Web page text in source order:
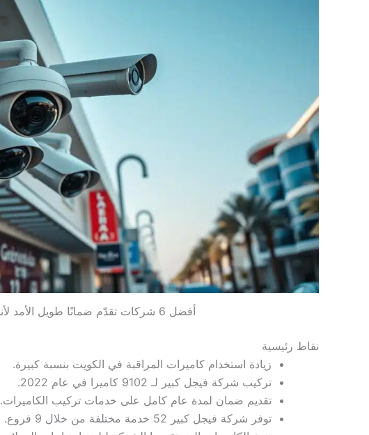
أفضل 6 شركات تقدّم ضمانًا طويل الأمد لأنظمة المراقبة بالكويت
نقاط رئيسية
زيادة استخدام كاميرات المراقبة في الكويت بنسبة كبيرة.
تركيب شركة فيجل كبير لـ 9102 كاميرا في عام 2022.
تقديم ضمان لمدة عام كامل على خدمات تركيب الكاميرات.
توفر شركة فيجل كبير 52 خدمة مختلفة من خلال 9 فروع.